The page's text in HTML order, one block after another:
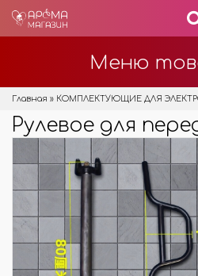
Меню
Главная » КОМПЛЕКТУЮЩИЕ ДЛЯ
Рулевое для